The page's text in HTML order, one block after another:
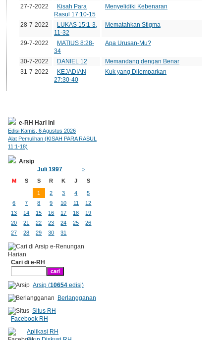
27-7-2022
Kisah Para
Rasul 17:10-15
Menyelidiki Kebenaran
28-7-2022
LUKAS 15:1-3,
11-32
Mematahkan Stigma
29-7-2022
MATIUS 8:28-
34
Apa Urusan-Mu?
30-7-2022 DANIEL 12
Memandang dengan Benar
31-7-2022
KEJADIAN
27:30-40
Kuk yang Dilemparkan
e-RH Hari Ini
Edisi Kamis, 6 Agustus 2026
Alat Pemulihan (KISAH PARA RASUL
11:1-18)
Arsip
Juli 1997
>
M
S S R K J S
1 2 3 4
5
6
7 8 9 10 11
12
13
14 15 16 17 18
19
20
21 22 23 24 25
26
27
28 29 30 31
Cari di e-RH
Arsip (10654edisi)
Berlangganan
Situs RH
Facebook RH
Aplikasi RH